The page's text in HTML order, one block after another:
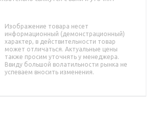
Изображение товара несет
информационный (демонстрационный)
характер, в действительности товар
может отличаться. Актуальные цены
также просим уточнять у менеджера.
Ввиду большой волатильности рынка не
успеваем вносить изменения.